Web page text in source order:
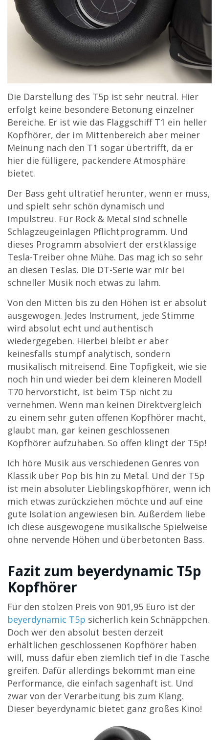
Die Darstellung des T5p ist sehr neutral. Hier
erfolgt keine besondere Betonung einzelner
Bereiche. Er ist wie das Flaggschiff T1 ein heller
Kopfhörer, der im Mittenbereich aber meiner
Meinung nach den T1 sogar übertrifft, da er
hier die fülligere, packendere Atmosphäre
bietet.
Der Bass geht ultratief herunter, wenn er muss,
und spielt sehr schön dynamisch und
impulstreu. Für Rock & Metal sind schnelle
Schlagzeugeinlagen Pflichtprogramm. Und
dieses Programm absolviert der erstklassige
Tesla-Treiber ohne Mühe. Das mag ich so sehr
an diesen Teslas. Die DT-Serie war mir bei
schneller Musik noch etwas zu lahm.
Von den Mitten bis zu den Höhen ist er absolut
ausgewogen. Jedes Instrument, jede Stimme
wird absolut echt und authentisch
wiedergegeben. Hierbei bleibt er aber
keinesfalls stumpf analytisch, sondern
musikalisch mitreisend. Eine Topfigkeit, wie sie
noch hin und wieder bei dem kleineren Modell
T70 hervorsticht, ist beim T5p nicht zu
vernehmen. Wenn man keinen Direktvergleich
zu einem sehr guten offenen Kopfhörer macht,
glaubt man, gar keinen geschlossenen
Kopfhörer aufzuhaben. So offen klingt der T5p!
Ich höre Musik aus verschiedenen Genres von
Klassik über Pop bis hin zu Metal. Und der T5p
ist mein absoluter Lieblingskopfhörer, wenn ich
mich etwas zurückziehen möchte und auf eine
gute Isolation angewiesen bin. Außerdem liebe
ich diese ausgewogene musikalische Spielweise
ohne nervende Höhen und überbetonten Bass.
Fazit zum beyerdynamic T5p
Kopfhörer
Für den stolzen Preis von 901,95 Euro ist der
beyerdynamic T5p sicherlich kein Schnäppchen.
Doch wer den absolut besten derzeit
erhältlichen geschlossenen Kopfhörer haben
will, muss dafür eben ziemlich tief in die Tasche
greifen. Dafür allerdings bekommt man eine
Performance, die einfach sagenhaft ist. Und
zwar von der Verarbeitung bis zum Klang.
Dieser beyerdynamic bietet ganz großes Kino!